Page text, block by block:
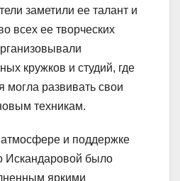
заметили ее талант и
всех ее творческих
кружков и студий, где
могла развивать свои
техникам.
и поддержке
Искандаровой было
яркими